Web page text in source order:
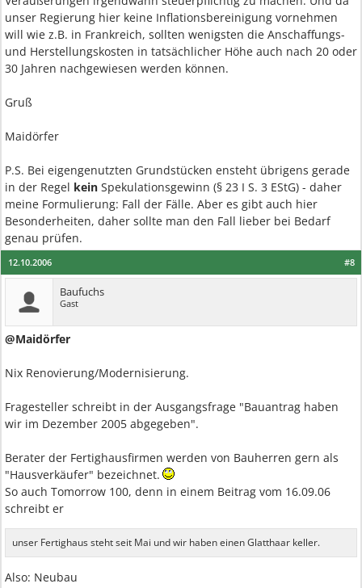
unser Regierung hier keine Inflationsbereinigung vornehmen
will wie z.B. in Frankreich, sollten wenigsten die Anschaffungs-
und Herstellungskosten in tatsächlicher Höhe auch nach 20 oder
30 Jahren nachgewiesen werden können.
Gruß
Maidörfer
P.S. Bei eigengenutzten Grundstücken ensteht übrigens gerade
in der Regel kein Spekulationsgewinn (§ 23 I S. 3 EStG) - daher
meine Formulierung: Fall der Fälle. Aber es gibt auch hier
Besonderheiten, daher sollte man den Fall lieber bei Bedarf
genau prüfen.
#8
12.10.2006
Baufuchs
Gast
@Maidörfer
Nix Renovierung/Modernisierung.
Fragesteller schreibt in der Ausgangsfrage "Bauantrag haben
wir im Dezember 2005 abgegeben".
Berater der Fertighausfirmen werden von Bauherren gern als
"Hausverkäufer" bezeichnet.
So auch Tomorrow 100, denn in einem Beitrag vom 16.09.06
schreibt er
unser Fertighaus steht seit Mai und wir haben einen Glatthaar keller.
Also: Neubau